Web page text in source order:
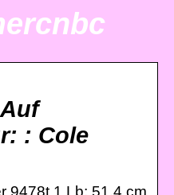
: Cole
9478t 1 Lb; 51,4 cm